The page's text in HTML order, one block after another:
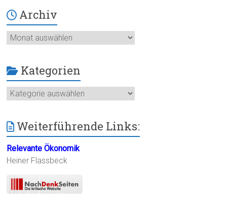
Archiv
Archiv
Kategorien
Kategorien
Weiterführende Links:
Relevante Ökonomik
Heiner Flassbeck